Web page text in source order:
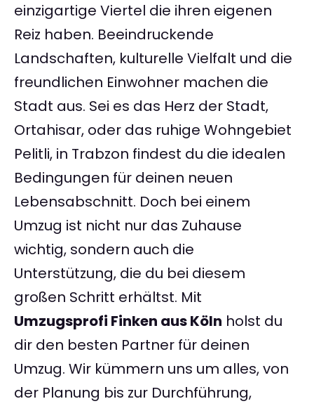
einzigartige Viertel die ihren eigenen
Reiz haben. Beeindruckende
Landschaften, kulturelle Vielfalt und die
freundlichen Einwohner machen die
Stadt aus. Sei es das Herz der Stadt,
Ortahisar, oder das ruhige Wohngebiet
Pelitli, in Trabzon findest du die idealen
Bedingungen für deinen neuen
Lebensabschnitt. Doch bei einem
Umzug ist nicht nur das Zuhause
wichtig, sondern auch die
Unterstützung, die du bei diesem
großen Schritt erhältst. Mit
Umzugsprofi Finken aus Köln holst du
dir den besten Partner für deinen
Umzug. Wir kümmern uns um alles, von
der Planung bis zur Durchführung,